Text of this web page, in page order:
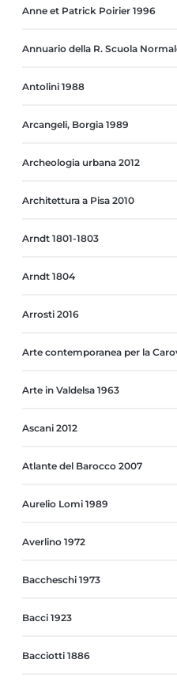
Anne et Patrick Poirier 1996
Annuario della R. Scuola
Antolini 1988
Arcangeli, Borgia 1989
Archeologia urbana 2012
Architettura a Pisa 2010
Arndt 1801-1803
Arndt 1804
Arrosti 2016
Arte contemporanea per la
Arte in Valdelsa 1963
Ascani 2012
Atlante del Barocco 2007
Aurelio Lomi 1989
Averlino 1972
Baccheschi 1973
Bacci 1923
Bacciotti 1886